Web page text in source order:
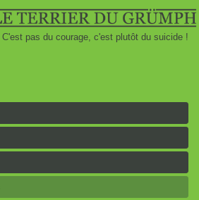
C'est pas du courage, c'est plutôt du suicide !